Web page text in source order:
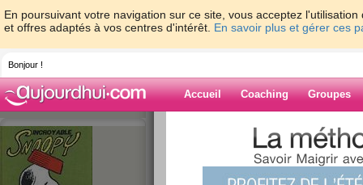
En poursuivant votre navigation sur ce site, vous acceptez
et offres adaptés à vos centres d'intérêt. En savoir plus et gérer ces
Bonjour !
Accueil Coaching Groupes
> > Rien
Blog de